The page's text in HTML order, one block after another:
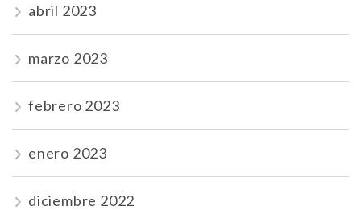
abril 2023
marzo 2023
febrero 2023
enero 2023
diciembre 2022